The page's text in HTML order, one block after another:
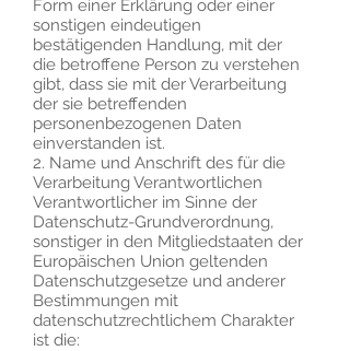
Form einer Erklärung oder einer
sonstigen eindeutigen
bestätigenden Handlung, mit der
die betroffene Person zu verstehen
gibt, dass sie mit der Verarbeitung
der sie betreffenden
personenbezogenen Daten
einverstanden ist.
2. Name und Anschrift des für die
Verarbeitung Verantwortlichen
Verantwortlicher im Sinne der
Datenschutz-Grundverordnung,
sonstiger in den Mitgliedstaaten der
Europäischen Union geltenden
Datenschutzgesetze und anderer
Bestimmungen mit
datenschutzrechtlichem Charakter
ist die: